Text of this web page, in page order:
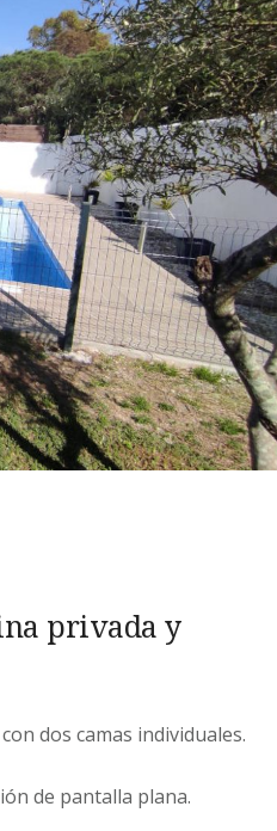
privada y
dos camas individuales.
de pantalla plana.